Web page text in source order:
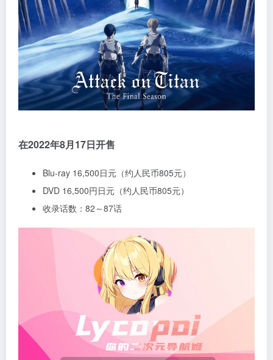
在2022年8月17日开售
Blu-ray 16,500日元（约人民币805元）
DVD 16,500円日元（约人民币805元）
收录话数：82～87话